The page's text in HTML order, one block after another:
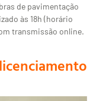
de pavimentação
às 18h (horário
transmissão online.